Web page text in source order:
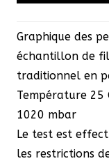
Graphique des
échantillon de
traditionnel en
Température 25
1020 mbar
Le test est
les restrictions